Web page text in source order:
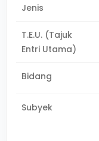
Jenis
T.E.U. (Tajuk
Entri Utama)
Bidang
Subyek